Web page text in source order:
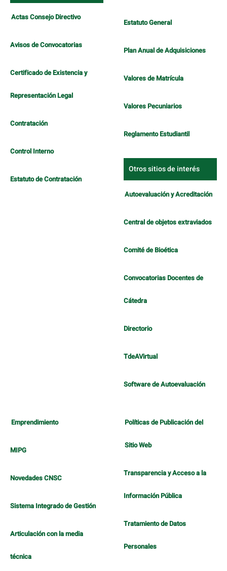
Actas Consejo Directivo
Avisos de Convocatorias
Certificado de Existencia y
Representación Legal
Contratación
Control Interno
Estatuto de Contratación
Estatuto General
Plan Anual de Adquisiciones
Valores de Matrícula
Valores Pecuniarios
Reglamento Estudiantil
Otros sitios de interés
Autoevaluación y Acreditación
Central de objetos extraviados
Comité de Bioética
Convocatorias Docentes de
Cátedra
Directorio
TdeAVirtual
Software de Autoevaluación
Emprendimiento
MIPG
Novedades CNSC
Sistema Integrado de Gestión
Articulación con la media
técnica
Políticas de Publicación del
Sitio Web
Transparencia y Acceso a la
Información Pública
Tratamiento de Datos
Personales